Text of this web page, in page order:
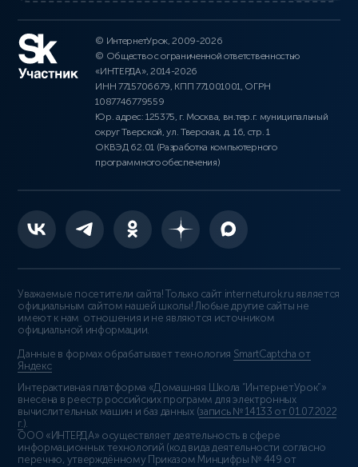
© ИнтернетУрок, 2009-2026
© Общество с ограниченной ответственностью
«ИНТЕРДА», 2014-2026
ИНН 7715706679, КПП 771001001, ОГРН
1087746779559
Юр. адрес: 125375, г. Москва, вн.тер.г. муниципальный
округ Тверской, ул. Тверская, д. 16, стр. 1
ОКВЭД 62.01 (Разработка компьютерного
программного обеспечения)
Уважаемые посетители сайта! Только сайт interneturok.ru является
официальным сайтом нашей школы! Любые другие сайты не
имеют к нам отношения и не являются источником
официальной информации.
Данные в формах обрабатывает технология SmartCaptcha от
Яндекс
Интерактивная платформа «Домашняя Школа “ИнтернетУрок”»
внесена в реестр российских программ для электронных
вычислительных машин и баз данных (запись № 14133 от 01.07.2022
г.).
ООО «ИНТЕРДА» осуществляет деятельность в сфере
информационных технологий (код вида деятельности согласно
перечню, утверждённому Приказом Минцифры № 449 от